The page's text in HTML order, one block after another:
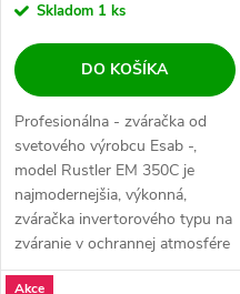
Skladom 1 ks
DO KOŠÍKA
Profesionálna - zváračka od
svetového výrobcu Esab -,
model Rustler EM 350C je
najmodernejšia, výkonná,
zváračka invertorového typu na
zváranie v ochrannej atmosfére
MIG....
Akce